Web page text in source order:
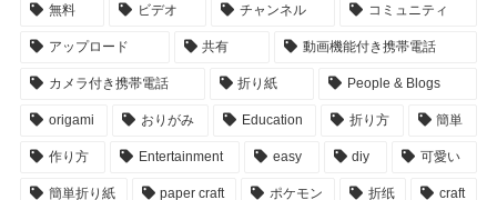
無料 ビデオ チャンネル コミュニティ
アップロード 共有 動画機能付き携帯電話
カメラ付き携帯電話 折り紙 People & Blogs
origami おりがみ Education 折り方 簡単
作り方 Entertainment easy diy 可愛い
簡単折り紙 paper craft ポケモン 折纸 craft